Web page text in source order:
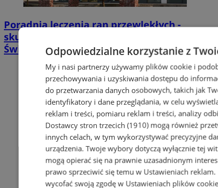
Poradnia leczenia ran przewlekłych -
skuteczna terapia trudno gojących się ran |
ŚwiętochłowiceOdpowiedzialne korzystanie z
My i nasi partnerzy używamy plików cookie i
przechowywania i uzyskiwania dostępu do
do przetwarzania danych osobowych, takich jak
identyfikatory i dane przeglądania, w celu
reklam i treści, pomiaru reklam i treści, analizy
Dostawcy stron trzecich (1910)mogą również
innych celach, w tym wykorzystywać precyzyjne
urządzenia. Twoje wybory dotyczą wyłącznie tej
mogą opierać się na prawnie uzasadnionym
prawo sprzeciwić się temu w Ustawieniach reklam.
wycofać swoją zgodę w Ustawieniach plików cookie